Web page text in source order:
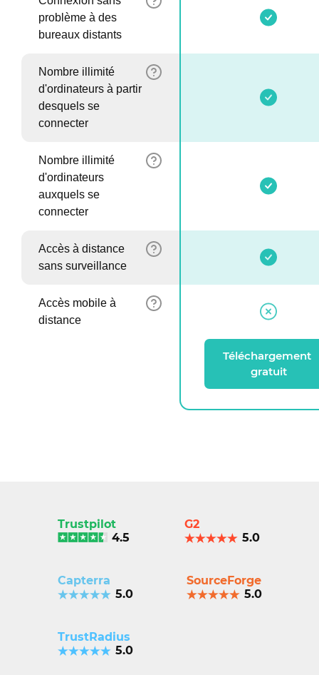
problème à des
bureaux distants
Nombre illimité
d'ordinateurs à partir
desquels se
connecter
Nombre illimité
d'ordinateurs
auxquels se
connecter
Accès à distance
sans surveillance
Accès mobile à
distance
Téléchargement
gratuit
Trustpilot
4.5
G2
5.0
Capterra
5.0
SourceForge
5.0
TrustRadius
5.0